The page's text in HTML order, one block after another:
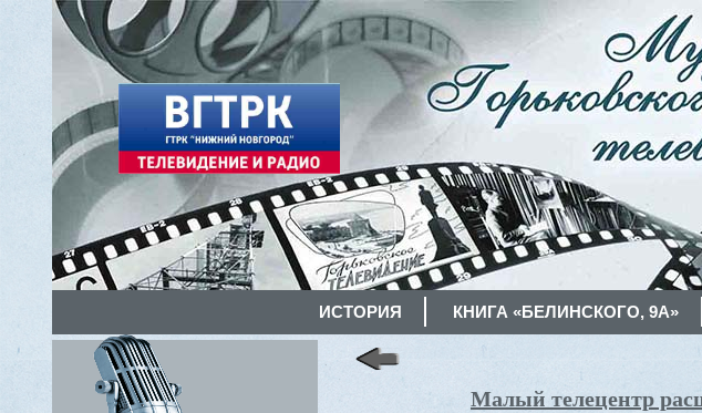
ИСТОРИЯ КНИГА «БЕЛИНСКОГО, 9А»
Малый телецентр